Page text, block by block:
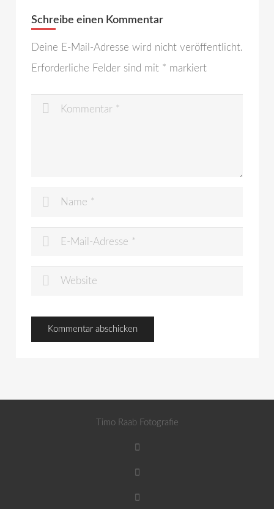
Schreibe einen Kommentar
Deine E-Mail-Adresse wird nicht veröffentlicht.
Erforderliche Felder sind mit * markiert
Timo Raab Fotografie